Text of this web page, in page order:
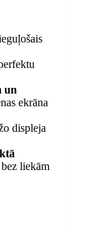
un
ekrāna
displeja
liekām